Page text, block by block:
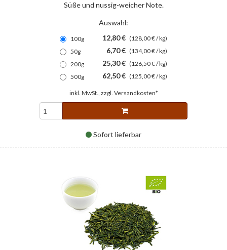
Süße und nussig-weicher Note.
Auswahl:
100g 12,80 € (128,00 € / kg)
50g
6,70 € (134,00 € / kg)
200g
25,30 € (126,50 € / kg)
500g
62,50 € (125,00 € / kg)
inkl. MwSt., zzgl. Versandkosten*
Sofort lieferbar